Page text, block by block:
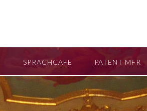
SPRACHCAFE PATENT MFR